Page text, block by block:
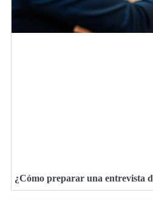
¿Cómo preparar una entrevista